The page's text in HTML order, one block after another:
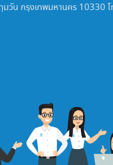
มวัน กรุงเทพมหานคร 10330